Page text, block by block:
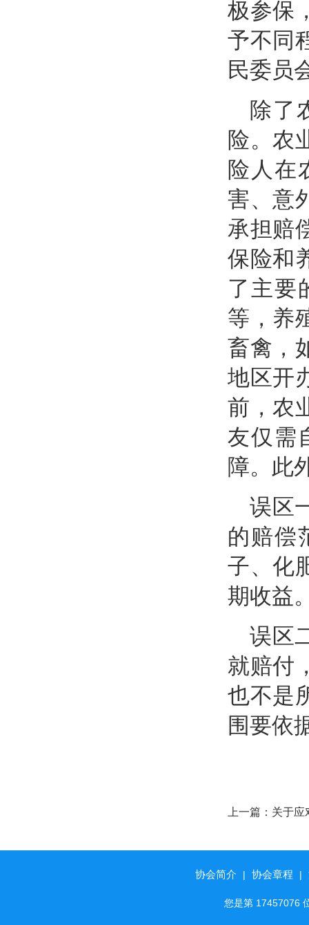
极参保
予不同
民委员
除了
险。农
险人在
害、意
承担赔
保险和
了主要
等，养
畜禽，
地区开
前，农
友仅需
障。此
误区
的赔偿
子、化
期收益
误区
就赔付
也不是
围要依
上一篇： 关于应
协会简介 | 协会章程 |
您是第 17457076